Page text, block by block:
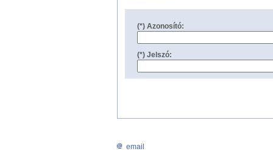
(*) Azonosító:
(*) Jelszó:
email